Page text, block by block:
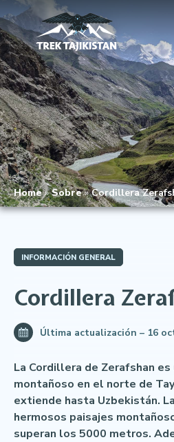
Home»Sobre»Cordillera
INFORMACIÓN GENERAL
Cordillera
Última actualización – 16
La Cordillera de Zerafshan
montañoso en el norte de
extiende hasta Uzbekistán.
hermosos paisajes
superan los 5000 metros.